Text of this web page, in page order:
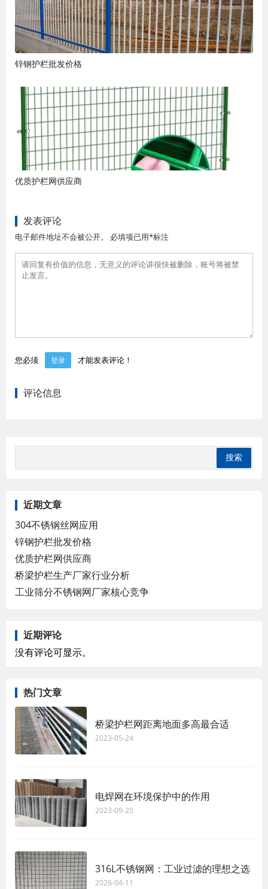
锌钢护栏批发价格
优质护栏网供应商
发表评论
电子邮件地址不会被公开。 必填项已用*标注
您必须 登录 才能发表评论！
评论信息
近期文章
304不锈钢丝网应用
锌钢护栏批发价格
优质护栏网供应商
桥梁护栏生产厂家行业分析
工业筛分不锈钢网厂家核心竞争
近期评论
没有评论可显示。
热门文章
桥梁护栏网距离地面多高最合适
2023-05-24
电焊网在环境保护中的作用
2023-09-20
316L不锈钢网：工业过滤的理想之选
2026-04-11